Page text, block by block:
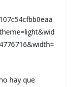
hay que